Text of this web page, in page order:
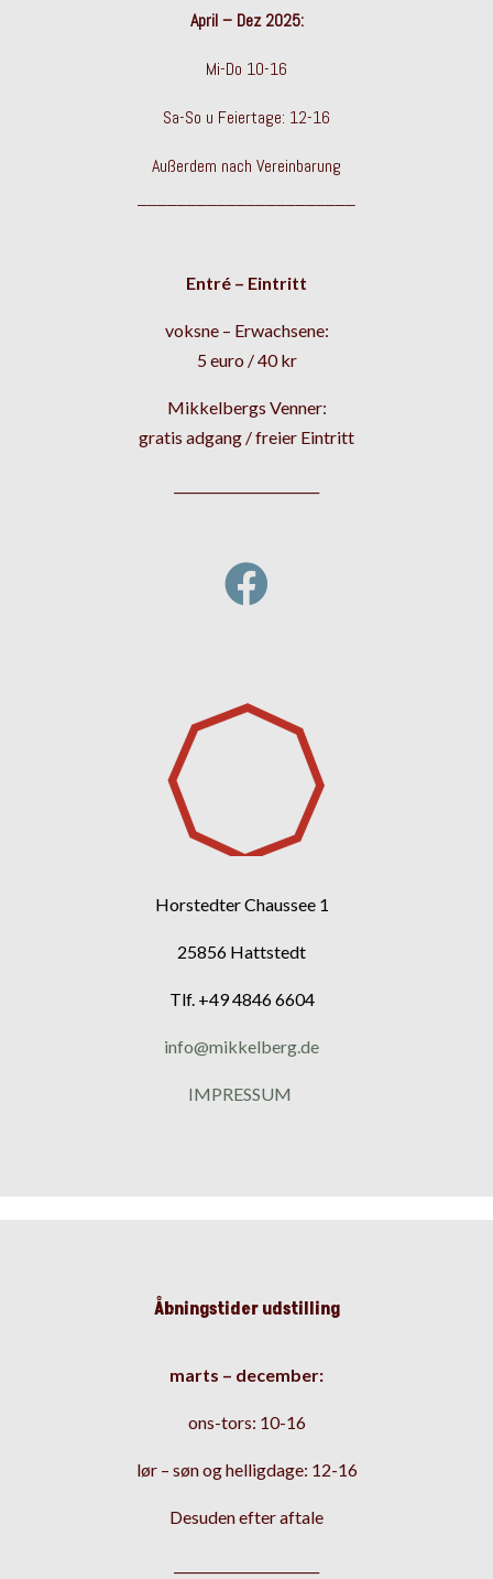
April – Dez 2025:
Mi-Do 10-16
Sa-So u Feiertage: 12-16
Außerdem nach Vereinbarung
Entré – Eintritt
voksne – Erwachsene:
5 euro / 40 kr
Mikkelbergs Venner:
gratis adgang / freier Eintritt

Horstedter Chaussee 1
25856 Hattstedt
Tlf. +49 4846 6604
info@mikkelberg.de
IMPRESSUM
Åbningstider udstilling
marts – december:
ons-tors: 10-16
lør – søn og helligdage: 12-16
Desuden efter aftale